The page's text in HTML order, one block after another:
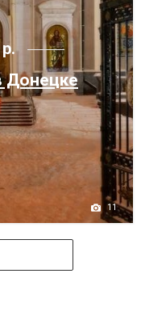
р.
Донецке
11